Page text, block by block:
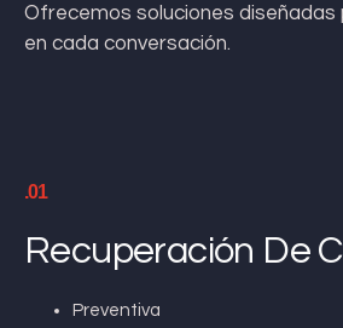
Ofrecemos soluciones diseñadas
en cada conversación.
.01
Recuperación De
Preventiva